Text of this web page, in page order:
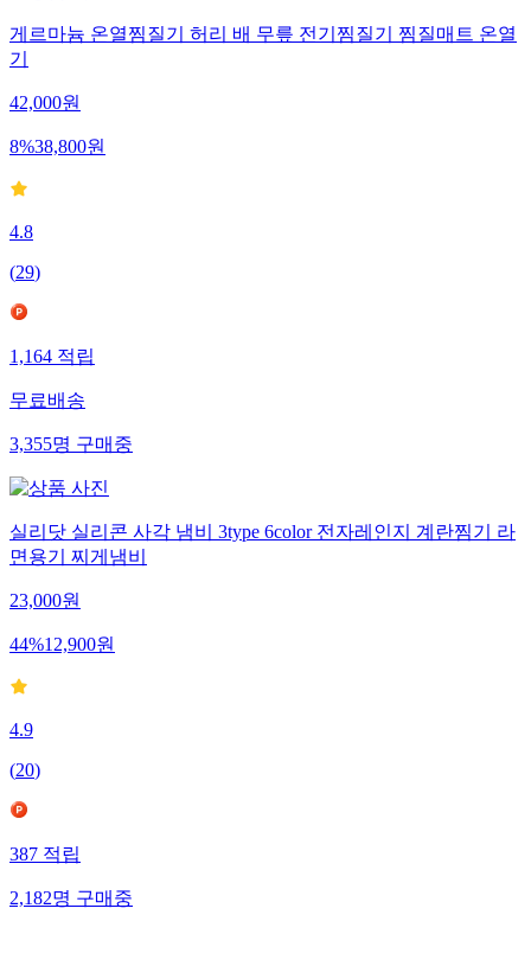
게르마늄 온열찜질기 허리 배 무릎 전기찜질기 찜질매트 온열
기
42,000원
8%38,800원
4.8
(29)
1,164 적립
무료배송
3,355명 구매중
실리닷 실리콘 사각 냄비 3type 6color 전자레인지 계란찜기 라
면용기 찌게냄비
23,000원
44%12,900원
4.9
(20)
387 적립
2,182명 구매중